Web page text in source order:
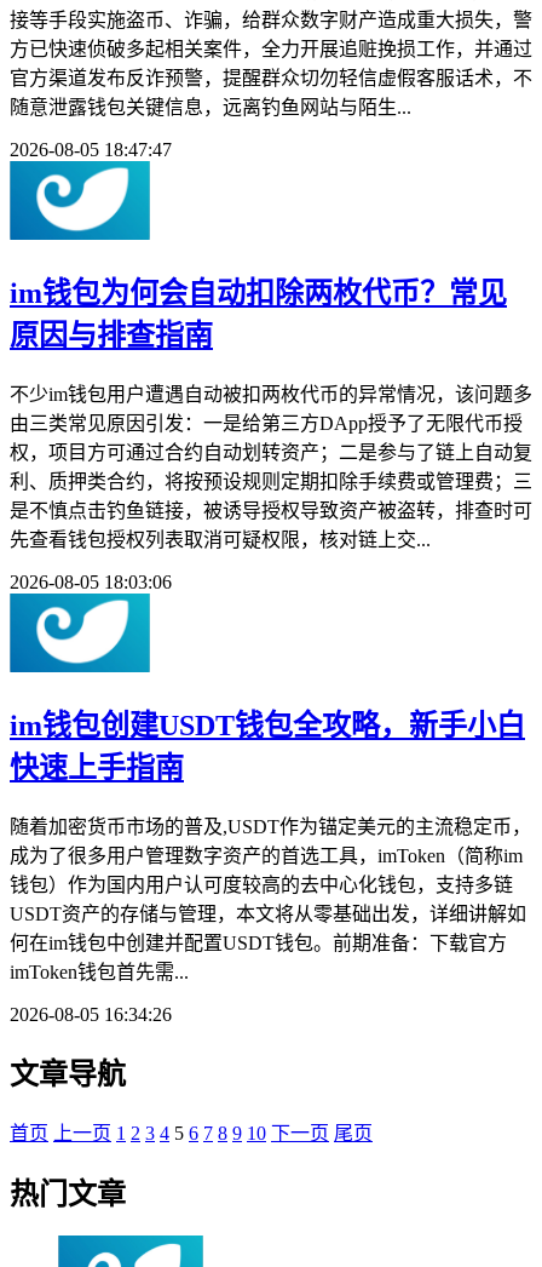
接等手段实施盗币、诈骗，给群众数字财产造成重大损失，警
方已快速侦破多起相关案件，全力开展追赃挽损工作，并通过
官方渠道发布反诈预警，提醒群众切勿轻信虚假客服话术，不
随意泄露钱包关键信息，远离钓鱼网站与陌生...
2026-08-05 18:47:47
im钱包为何会自动扣除两枚代币？常见
原因与排查指南
不少im钱包用户遭遇自动被扣两枚代币的异常情况，该问题多
由三类常见原因引发：一是给第三方DApp授予了无限代币授
权，项目方可通过合约自动划转资产；二是参与了链上自动复
利、质押类合约，将按预设规则定期扣除手续费或管理费；三
是不慎点击钓鱼链接，被诱导授权导致资产被盗转，排查时可
先查看钱包授权列表取消可疑权限，核对链上交...
2026-08-05 18:03:06
im钱包创建USDT钱包全攻略，新手小白
快速上手指南
随着加密货币市场的普及,USDT作为锚定美元的主流稳定币，
成为了很多用户管理数字资产的首选工具，imToken（简称im
钱包）作为国内用户认可度较高的去中心化钱包，支持多链
USDT资产的存储与管理，本文将从零基础出发，详细讲解如
何在im钱包中创建并配置USDT钱包。前期准备：下载官方
imToken钱包首先需...
2026-08-05 16:34:26
文章导航
首页 上一页 1 2 3 4 5 6 7 8 9 10 下一页 尾页
热门文章